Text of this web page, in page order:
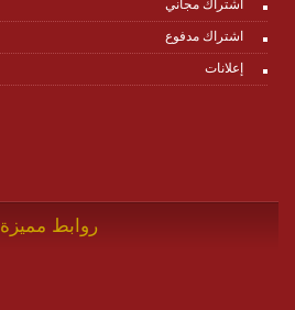
اشتراك مجاني
اشتراك مدفوع
إعلانات
روابط مميزة